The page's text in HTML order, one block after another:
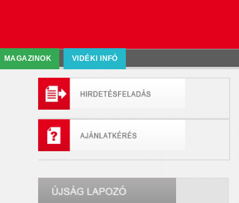
MAGAZINOK VIDÉKI INFÓ